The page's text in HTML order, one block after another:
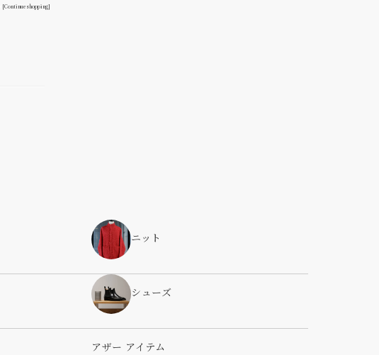
[Continue shopping]
ニット
シューズ
アザー アイテム